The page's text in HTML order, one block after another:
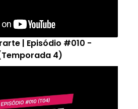
| Episódio #010 -
4)